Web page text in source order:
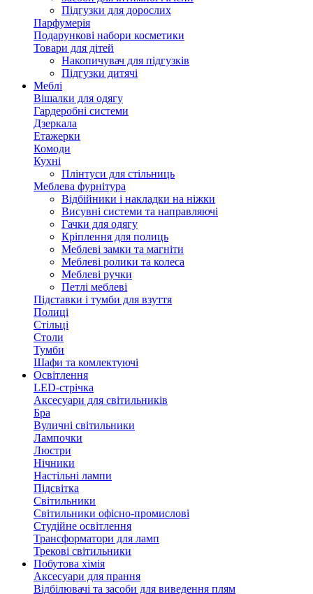
Підгузки для дорослих
Парфумерія
Подарункові набори косметики
Товари для дітей
Накопичувач для підгузків
Підгузки дитячі
Меблі
Вішалки для одягу
Гардеробні системи
Дзеркала
Етажерки
Комоди
Кухні
Плінтуси для стільниць
Меблева фурнітура
Відбійники і накладки на ніжки
Висувні системи та направляючі
Гачки для одягу
Кріплення для полиць
Меблеві замки та магніти
Меблеві ролики та колеса
Меблеві ручки
Петлі меблеві
Підставки і тумби для взуття
Полиці
Стільці
Столи
Тумби
Шафи та комлектуючі
Освітлення
LED-стрічка
Аксесуари для світильників
Бра
Вуличні світильники
Лампочки
Люстри
Нічники
Настільні лампи
Підсвітка
Світильники
Світильники офісно-промислові
Студійне освітлення
Трансформатори для ламп
Трекові світильники
Побутова хімія
Аксесуари для прання
Відбілювачі та засоби для виведення плям